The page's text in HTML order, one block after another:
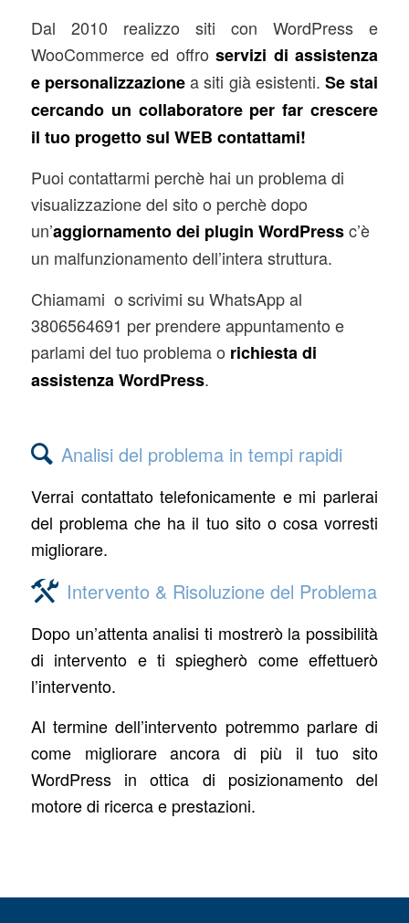
Dal 2010 realizzo siti con WordPress e
WooCommerce ed offroservizi di assistenza
e personalizzazionea siti già esistenti. Se stai
cercando un collaboratore per far crescere
il tuo progetto sul WEB contattami!
Puoi contattarmi perchè hai un problema di
visualizzazione del sito o perchè dopo
un’aggiornamento dei plugin WordPressc’è
un malfunzionamento dell’intera struttura.
Chiamami o scrivimi su WhatsApp al
3806564691 per prendere appuntamento e
parlami del tuo problema o richiesta di
assistenza WordPress.
Analisi del problema in tempi rapidi
Verrai contattato telefonicamente e mi parlerai
del problema che ha il tuo sito o cosa vorresti
migliorare.
Intervento & Risoluzione del Problema
Dopo un’attenta analisi ti mostrerò la possibilità
di intervento e ti spiegherò come effettuerò
l’intervento.
Al termine dell’intervento potremmo parlare di
come migliorare ancora di più il tuo sito
WordPress in ottica di posizionamento del
motore di ricerca e prestazioni.